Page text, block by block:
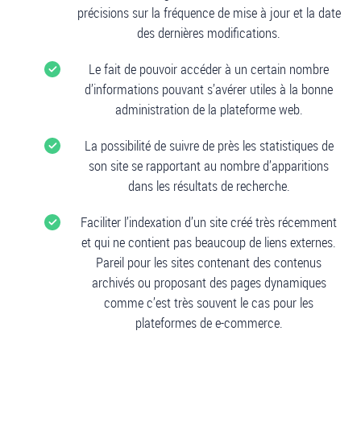
précisions sur la fréquence de mise à jour et la date
des dernières modifications.
Le fait de pouvoir accéder à un certain nombre
d’informations pouvant s’avérer utiles à la bonne
administration de la plateforme web.
La possibilité de suivre de près les statistiques de
son site se rapportant au nombre d’apparitions
dans les résultats de recherche.
Faciliter l’indexation d’un site créé très récemment
et qui ne contient pas beaucoup de liens externes.
Pareil pour les sites contenant des contenus
archivés ou proposant des pages dynamiques
comme c’est très souvent le cas pour les
plateformes de e-commerce.